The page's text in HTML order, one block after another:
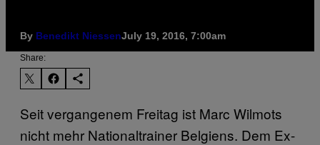
By Benedikt NiessenJuly 19, 2016, 7:00am
Share:
Seit vergangenem Freitag ist Marc Wilmots
nicht mehr Nationaltrainer Belgiens. Dem Ex-